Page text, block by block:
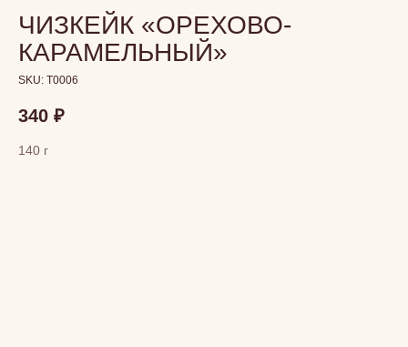
ЧИЗКЕЙК «ОРЕХОВО-
КАРАМЕЛЬНЫЙ»
SKU: T0006
340 ₽
140 г